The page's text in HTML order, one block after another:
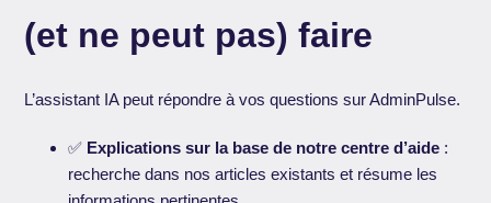
(et ne peut pas) faire
L’assistant IA peut répondre à vos questions sur AdminPulse.
✅ Explications sur la base de notre centre d’aide :
recherche dans nos articles existants et résume les